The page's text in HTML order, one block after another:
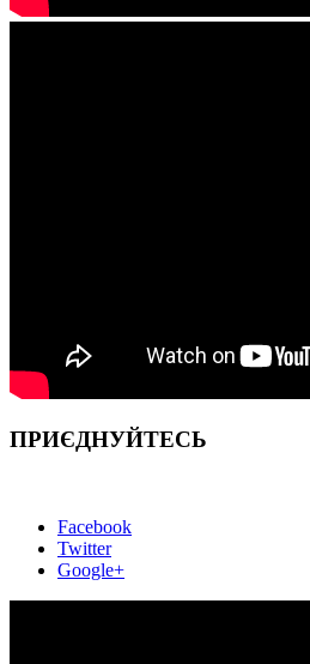
ПРИЄДНУЙТЕСЬ
Facebook
Twitter
Google+